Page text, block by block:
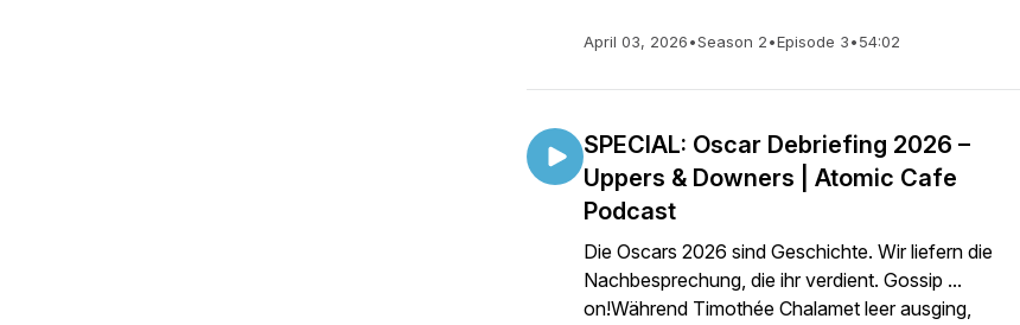
April 03, 2026•Season 2•Episode 3•54:02
SPECIAL: Oscar Debriefing 2026 –
Uppers & Downers | Atomic Cafe
Podcast
Die Oscars 2026 sind Geschichte. Wir liefern die
Nachbesprechung, die ihr verdient. Gossip ...
on!Während Timothée Chalamet leer ausging,